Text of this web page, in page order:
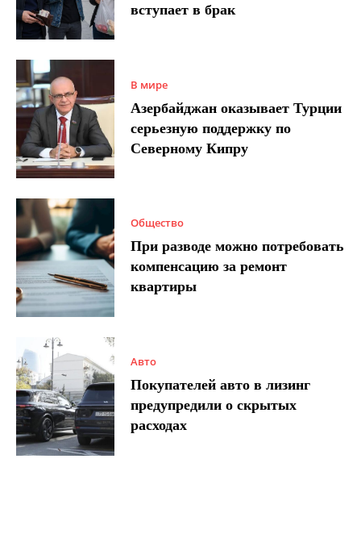
вступает в брак
В мире
Азербайджан оказывает Турции
серьезную поддержку по
Северному Кипру
Общество
При разводе можно потребовать
компенсацию за ремонт
квартиры
Авто
Покупателей авто в лизинг
предупредили о скрытых
расходах